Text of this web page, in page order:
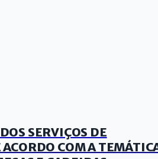
SERVIÇOS DE
ACORDO COM A